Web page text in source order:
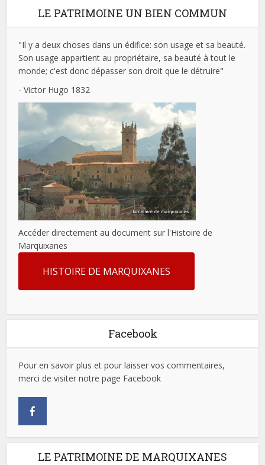
LE PATRIMOINE UN BIEN COMMUN
"Il y a deux choses dans un édifice: son usage et sa beauté.
Son usage appartient au propriétaire, sa beauté à tout le
monde; c'est donc dépasser son droit que le détruire"
- Victor Hugo 1832
Accéder directement au document sur l'Histoire de
Marquixanes
HISTOIRE DE MARQUIXANES
Facebook
Pour en savoir plus et pour laisser vos commentaires,
merci de visiter notre page Facebook
LE PATRIMOINE DE MARQUIXANES